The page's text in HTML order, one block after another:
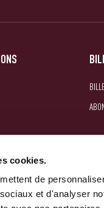
cookies.
de
et d'analyser